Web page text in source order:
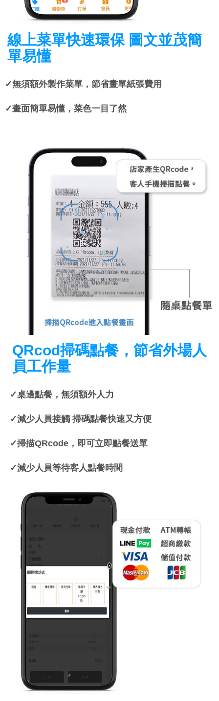
線上菜單快速環保 圖文並茂簡
單易懂
✓無須額外製作菜單，節省畫單紙張費用
✓畫面簡單易懂，菜色一目了然
QRcod掃碼點餐，節省外場人
員工作量
✓桌邊點餐，無須額外人力
✓減少人員接觸 掃碼點餐快速又方便
✓掃描QRcode，即可立即點餐送單
✓減少人員等待客人點餐時間